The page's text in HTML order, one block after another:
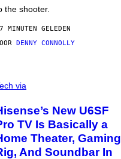
the shooter.
MINUTEN GELEDEN
DENNY CONNOLLY
via
New U6SF
TV Is Basically a
Theater, Gaming
And Soundbar In